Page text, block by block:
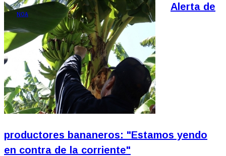
NOA
Alerta de
productores bananeros: "Estamos yendo
en contra de la corriente"